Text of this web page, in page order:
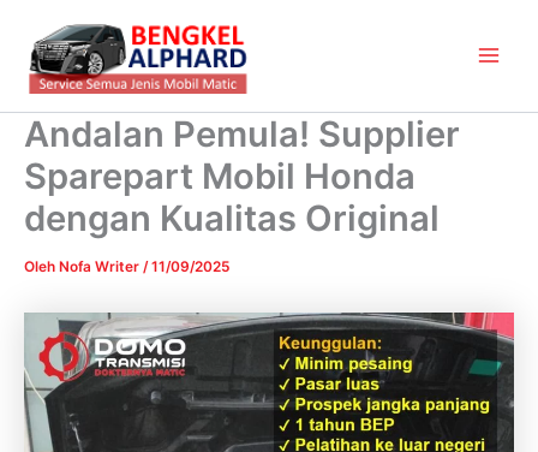
konten
Andalan Pemula! Supplier
Sparepart Mobil Honda
dengan Kualitas Original
Oleh Nofa Writer /11/09/2025